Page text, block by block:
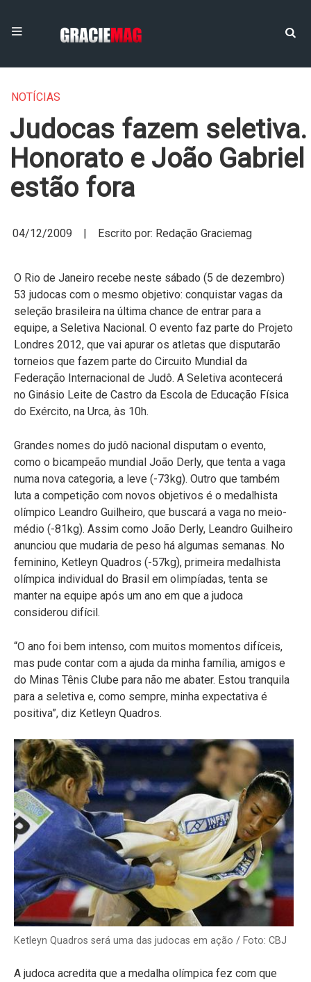
NOTÍCIAS
Judocas fazem seletiva.
Honorato e João Gabriel
estão fora
04/12/2009 | Escrito por: Redação Graciemag
O Rio de Janeiro recebe neste sábado (5 de dezembro)
53 judocas com o mesmo objetivo: conquistar vagas da
seleção brasileira na última chance de entrar para a
equipe, a Seletiva Nacional. O evento faz parte do Projeto
Londres 2012, que vai apurar os atletas que disputarão
torneios que fazem parte do Circuito Mundial da
Federação Internacional de Judô. A Seletiva acontecerá
no Ginásio Leite de Castro da Escola de Educação Física
do Exército, na Urca, às 10h.
Grandes nomes do judô nacional disputam o evento,
como o bicampeão mundial João Derly, que tenta a vaga
numa nova categoria, a leve (-73kg). Outro que também
luta a competição com novos objetivos é o medalhista
olímpico Leandro Guilheiro, que buscará a vaga no meio-
médio (-81kg). Assim como João Derly, Leandro Guilheiro
anunciou que mudaria de peso há algumas semanas. No
feminino, Ketleyn Quadros (-57kg), primeira medalhista
olímpica individual do Brasil em olimpíadas, tenta se
manter na equipe após um ano em que a judoca
considerou difícil.
“O ano foi bem intenso, com muitos momentos difíceis,
mas pude contar com a ajuda da minha família, amigos e
do Minas Tênis Clube para não me abater. Estou tranquila
para a seletiva e, como sempre, minha expectativa é
positiva”, diz Ketleyn Quadros.
Ketleyn Quadros será uma das judocas em ação / Foto: CBJ
A judoca acredita que a medalha olímpica fez com que